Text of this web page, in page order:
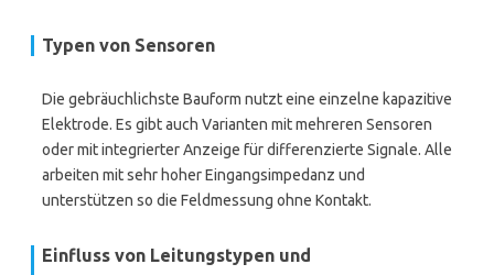
Typen von Sensoren
Die gebräuchlichste Bauform nutzt eine einzelne kapazitive
Elektrode. Es gibt auch Varianten mit mehreren Sensoren
oder mit integrierter Anzeige für differenzierte Signale. Alle
arbeiten mit sehr hoher Eingangsimpedanz und
unterstützen so die Feldmessung ohne Kontakt.
Einfluss von Leitungstypen und